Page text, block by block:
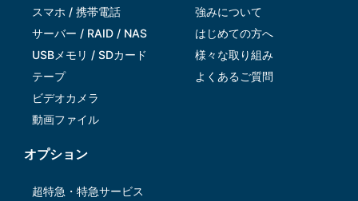
スマホ / 携帯電話
サーバー / RAID / NAS
USBメモリ / SDカード
テープ
ビデオカメラ
動画ファイル
強みについて
はじめての方へ
様々な取り組み
よくあるご質問
オプション
超特急・特急サービス